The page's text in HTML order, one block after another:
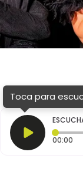
Toca para
00:00